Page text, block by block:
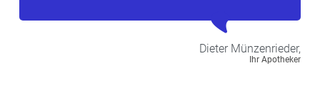
Dieter Münzenrieder,
Ihr Apotheker